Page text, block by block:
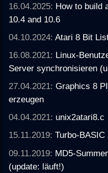
16.04.2025: How to build
10.4 and 10.6
04.10.2024:Atari 8 Bit
16.08.2021: Linux-
Server synchronisieren
27.04.2021:Graphics 8
erzeugen
04.04.2021: unix2atari8.c
15.11.2019:Turbo-BASIC
09.11.2019: MD5-
(update: läuft!)